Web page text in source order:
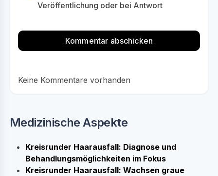
Veröffentlichung oder bei Antwort
Keine Kommentare vorhanden
Medizinische Aspekte
Kreisrunder Haarausfall: Diagnose und
Behandlungsmöglichkeiten im Fokus
Kreisrunder Haarausfall: Wachsen graue